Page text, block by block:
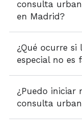
consulta
en Madrid?
¿Qué ocurre
especial no es
¿Puedo iniciar
consulta